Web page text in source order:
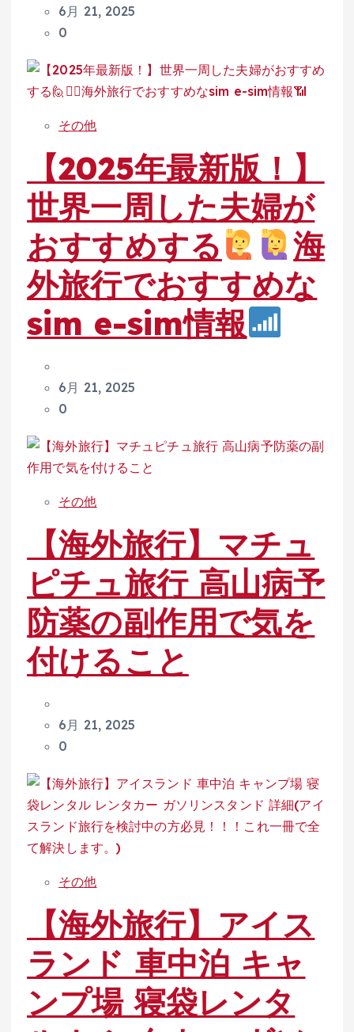
6月 21, 2025
0
その他
【2025年最新版！】
世界一周した夫婦が
おすすめする
海
外旅行でおすすめな
sim e-sim情報
6月 21, 2025
0
その他
【海外旅行】マチュ
ピチュ旅行 高山病予
防薬の副作用で気を
付けること
6月 21, 2025
0
その他
【海外旅行】アイス
ランド 車中泊 キャ
ンプ場 寝袋レンタ